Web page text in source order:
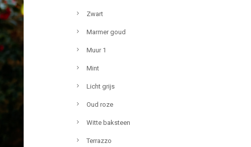
Zwart
Marmer goud
Muur 1
Mint
Licht grijs
Oud roze
Witte baksteen
Terrazzo